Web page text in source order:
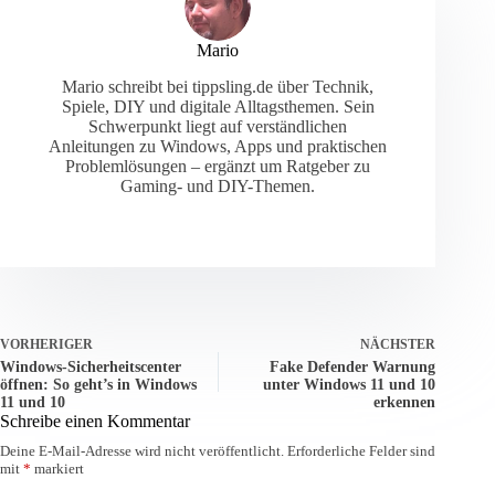
Mario
Mario schreibt bei tippsling.de über Technik,
Spiele, DIY und digitale Alltagsthemen. Sein
Schwerpunkt liegt auf verständlichen
Anleitungen zu Windows, Apps und praktischen
Problemlösungen – ergänzt um Ratgeber zu
Gaming- und DIY-Themen.
VORHERIGER
Windows-Sicherheitscenter
öffnen: So geht’s in Windows
11 und 10
NÄCHSTER
Fake Defender Warnung
unter Windows 11 und 10
erkennen
Schreibe einen Kommentar
Deine E-Mail-Adresse wird nicht veröffentlicht. Erforderliche Felder sind
mit * markiert